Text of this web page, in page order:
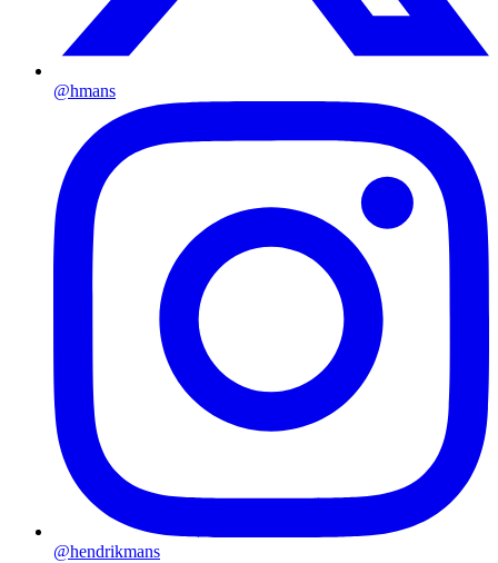
@hmans
@hendrikmans